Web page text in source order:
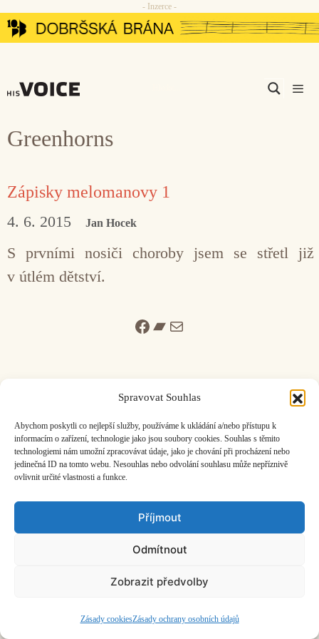
Spravovat Souhlas
Abychom poskytli co nejlepší služby, používáme k ukládání a/nebo přístupu k
informacím o zařízení, technologie jako jsou soubory cookies. Souhlas s těmito
technologiemi nám umožní zpracovávat údaje, jako je chování při procházení nebo
jedinečná ID na tomto webu. Nesouhlas nebo odvolání souhlasu může nepříznivě
ovlivnit určité vlastnosti a funkce.
Příjmout
Odmítnout
Zobrazit předvolby
Zásady cookiesZásady ochrany osobních údajů
Přeskočit
na
- Inzerce -
Greenhorns
Zápisky melomanovy 1
4. 6. 2015 Jan Hocek
S prvními nosiči choroby jsem se střetl již
v útlém dětství.
Facebook
Bandcamp
Mail
ČASOPIS O JINÉ HUDBĚ | vydáváHudební informační středisko
založeno 2001 | Kontaktujte nás:info@hisvoice.cz
©2026 HISvoice – design a adminAtelier Dokument